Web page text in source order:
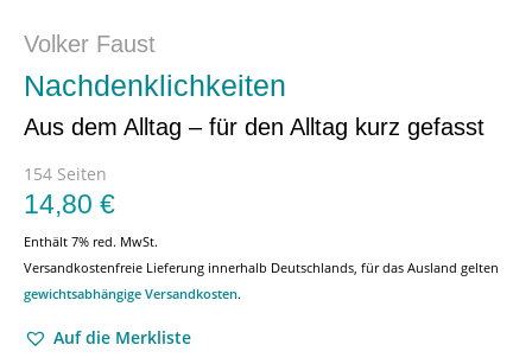
Volker Faust
Nachdenklichkeiten
Aus dem Alltag – für den Alltag kurz gefasst
154 Seiten
14,80 €
Enthält 7% red. MwSt.
Versandkostenfreie Lieferung innerhalb Deutschlands, für das Ausland gelten
gewichtsabhängige Versandkosten.
Auf die Merkliste